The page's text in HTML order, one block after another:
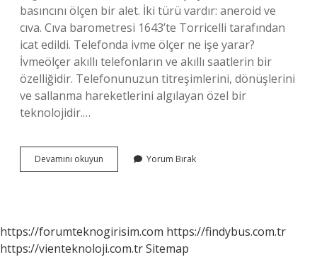
basıncını ölçen bir alet. İki türü vardır: aneroid ve
cıva. Cıva barometresi 1643’te Torricelli tarafından
icat edildi. Telefonda ivme ölçer ne işe yarar?
İvmeölçer akıllı telefonların ve akıllı saatlerin bir
özelliğidir. Telefonunuzun titreşimlerini, dönüşlerini
ve sallanma hareketlerini algılayan özel bir
teknolojidir.…
Devamını okuyun
Telefonda
Yorum Bırak
https://forumteknogirisim.com https://findybus.com.tr
https://vienteknoloji.com.trSitemap